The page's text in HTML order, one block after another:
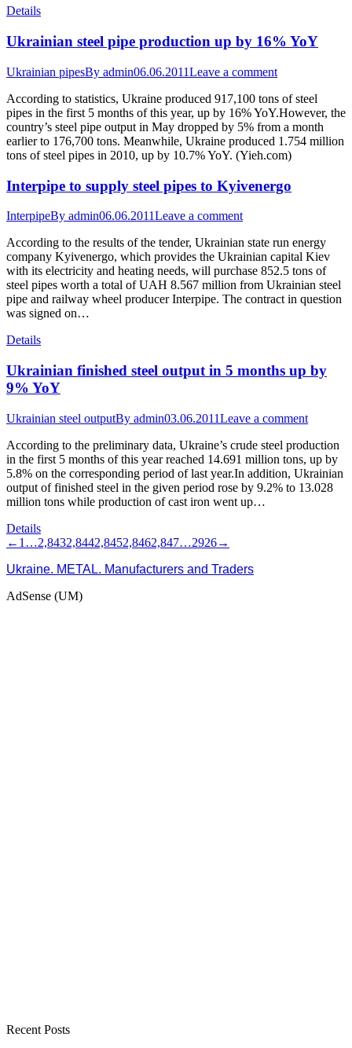
Details
Ukrainian steel pipe production up by 16% YoY
Ukrainian pipesBy admin06.06.2011Leave a comment
According to statistics, Ukraine produced 917,100 tons of steel
pipes in the first 5 months of this year, up by 16% YoY.However, the
country’s steel pipe output in May dropped by 5% from a month
earlier to 176,700 tons. Meanwhile, Ukraine produced 1.754 million
tons of steel pipes in 2010, up by 10.7% YoY. (Yieh.com)
Interpipe to supply steel pipes to Kyivenergo
InterpipeBy admin06.06.2011Leave a comment
According to the results of the tender, Ukrainian state run energy
company Kyivenergo, which provides the Ukrainian capital Kiev
with its electricity and heating needs, will purchase 852.5 tons of
steel pipes worth a total of UAH 8.567 million from Ukrainian steel
pipe and railway wheel producer Interpipe. The contract in question
was signed on…
Details
Ukrainian finished steel output in 5 months up by
9% YoY
Ukrainian steel outputBy admin03.06.2011Leave a comment
According to the preliminary data, Ukraine’s crude steel production
in the first 5 months of this year reached 14.691 million tons, up by
5.8% on the corresponding period of last year.In addition, Ukrainian
output of finished steel in the given period rose by 9.2% to 13.028
million tons while production of cast iron went up…
Details
← 1 …2,8432,8442,8452,8462,847…2926→
Ukraine. METAL. Manufacturers and Traders
AdSense (UM)
Recent Posts